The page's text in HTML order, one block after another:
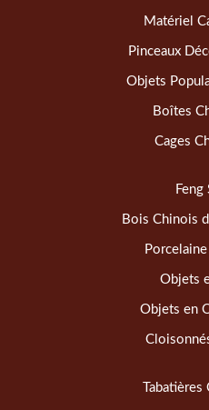
Matériel
Pinceaux
Objets
Boîtes
Cages
Feng
Bois Chinois
Objets
Objets en